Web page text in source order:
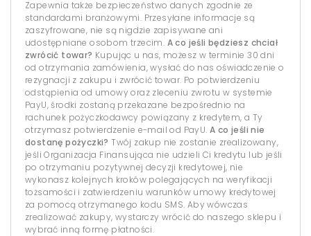
Zapewnia także bezpieczeństwo danych zgodnie ze
standardami branżowymi. Przesyłane informacje są
zaszyfrowane, nie są nigdzie zapisywane ani
udostępniane osobom trzecim. A co jeśli będziesz chciał
zwrócić towar? Kupując u nas, możesz w terminie 30 dni
od otrzymania zamówienia, wysłać do nas oświadczenie o
rezygnacji z zakupu i zwrócić towar. Po potwierdzeniu
odstąpienia od umowy oraz zleceniu zwrotu w systemie
PayU, środki zostaną przekazane bezpośrednio na
rachunek pożyczkodawcy powiązany z kredytem, a Ty
otrzymasz potwierdzenie e-mail od PayU. A co jeśli nie
dostanę pożyczki? Twój zakup nie zostanie zrealizowany,
jeśli Organizacja Finansująca nie udzieli Ci kredytu lub jeśli
po otrzymaniu pozytywnej decyzji kredytowej, nie
wykonasz kolejnych kroków polegających na weryfikacji
tożsamości i zatwierdzeniu warunków umowy kredytowej
za pomocą otrzymanego kodu SMS. Aby wówczas
zrealizować zakupy, wystarczy wrócić do naszego sklepu i
wybrać inną formę płatności.